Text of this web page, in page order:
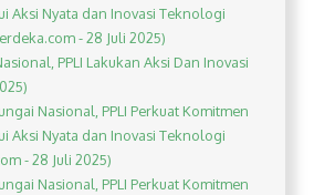
Aksi Nyata dan Inovasi Teknologi
- 28 Juli 2025)
PPLI Lakukan Aksi Dan Inovasi
Nasional, PPLI Perkuat Komitmen
Aksi Nyata dan Inovasi Teknologi
- 28 Juli 2025)
Nasional, PPLI Perkuat Komitmen